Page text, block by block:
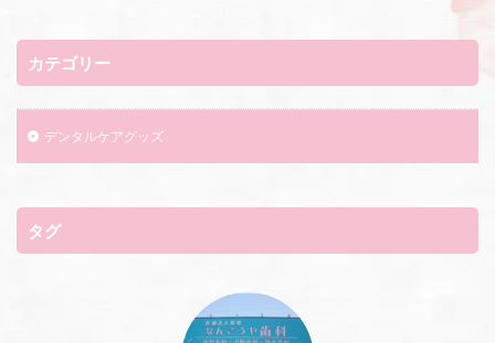
カテゴリー
デンタルケアグッズ
タグ